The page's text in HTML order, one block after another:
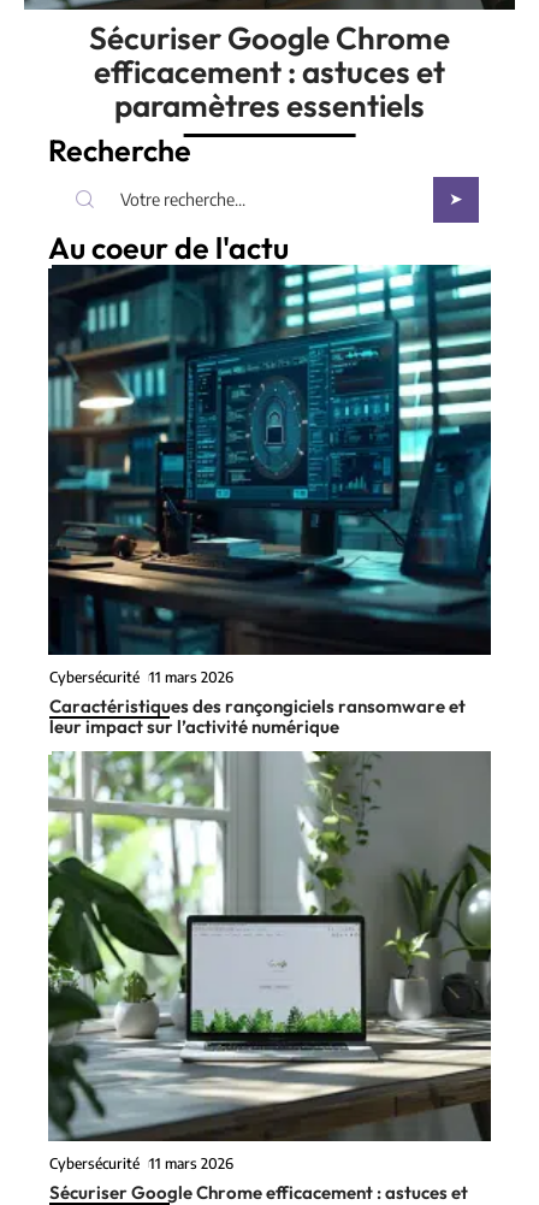
Sécuriser Google Chrome
efficacement : astuces et
paramètres essentiels
Recherche
Au coeur de l'actu
Cybersécurité 11 mars 2026
Caractéristiques des rançongiciels ransomware et
leur impact sur l’activité numérique
Cybersécurité 11 mars 2026
Sécuriser Google Chrome efficacement : astuces et